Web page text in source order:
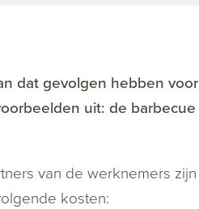
dat gevolgen hebben voor
uit: de barbecue
van de werknemers zijn
kosten: